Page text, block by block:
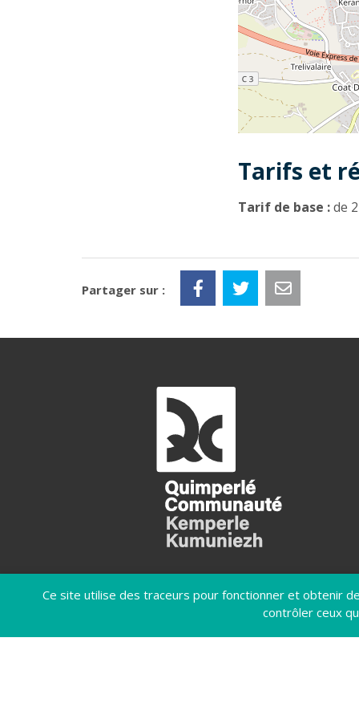
Ce site utilise des traceurs pour fonctionner et obtenir
contrôler ceux
Tarifs et
Tarif de base :de
Partager sur :